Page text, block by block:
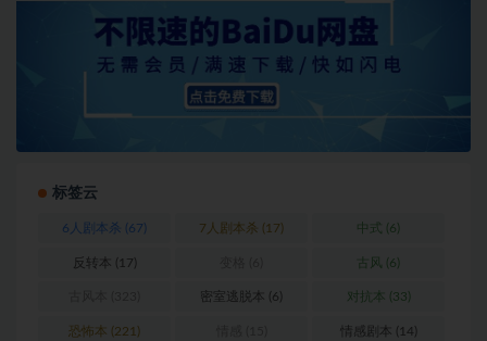
标签云
6人剧本杀 (67) 7人剧本杀 (17) 中式 (6)
反转本 (17) 古风 (6)
密室逃脱本 (6) 对抗本 (33)
恐怖本 (221) 情感剧本 (14)